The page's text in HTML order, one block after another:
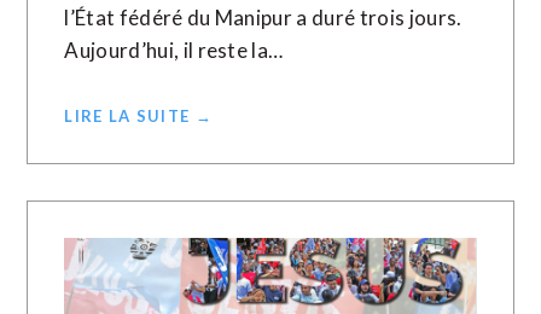
l’État fédéré du Manipur a duré trois jours.
Aujourd’hui, il reste la…
LIRE LA SUITE →